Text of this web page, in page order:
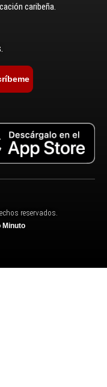
caribeña.
reservados.
Minuto